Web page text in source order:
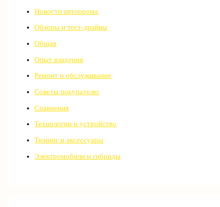
Новости автопрома
Обзоры и тест-драйвы
Общая
Опыт владения
Ремонт и обслуживание
Советы покупателю
Сравнения
Технологии и устройство
Тюнинг и аксессуары
Электромобили и гибриды